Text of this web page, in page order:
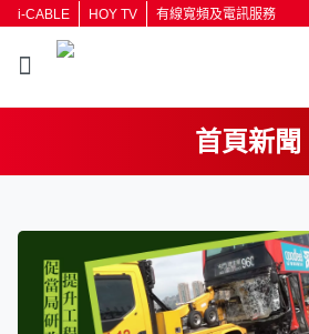
i-CABLE HOY TV 有線寬頻及電訊服務
首頁新聞
按輸入鍵開始搜尋